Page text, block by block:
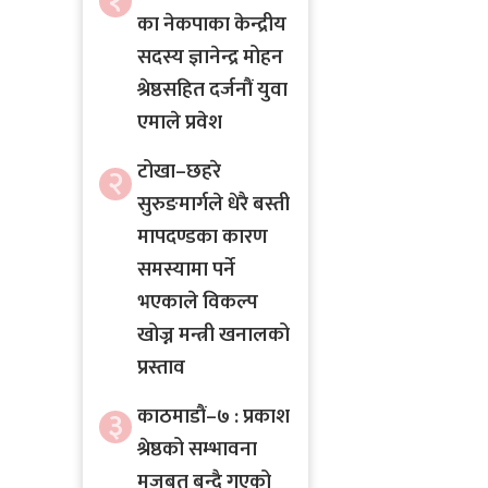
का नेकपाका केन्द्रीय
सदस्य ज्ञानेन्द्र मोहन
श्रेष्ठसहित दर्जनौं युवा
एमाले प्रवेश
२ टोखा–छहरे
सुरुङमार्गले धेरै बस्ती
मापदण्डका कारण
समस्यामा पर्ने
भएकाले विकल्प
खोज्न मन्त्री खनालको
प्रस्ताव
३ काठमाडौं–७ : प्रकाश
श्रेष्ठको सम्भावना